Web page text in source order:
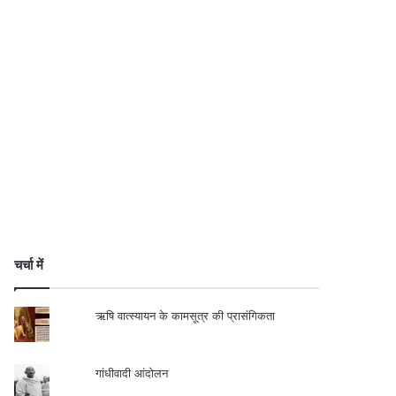
चर्चा में
ऋषि वात्स्यायन के कामसूत्र की प्रासंगिकता
गांधीवादी आंदोलन